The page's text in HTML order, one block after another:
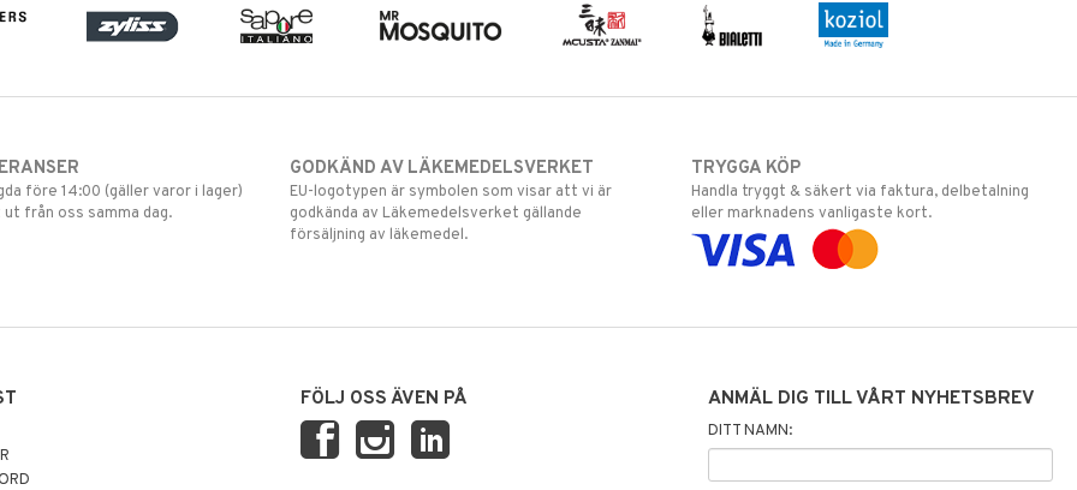
före 14:00 (gäller varor i lager)
från oss samma dag.
GODKÄND AV LÄKEMEDELSVERKET
EU-logotypen är symbolen som visar att vi är
godkända av Läkemedelsverket gällande
försäljning av läkemedel.
TRYGGA KÖP
Handla tryggt & säkert via faktura, delbetalning
eller marknadens vanligaste kort.
FÖLJ OSS ÄVEN PÅ ANMÄL DIG TILL VÅRT NYHETSBREV
DITT NAMN: